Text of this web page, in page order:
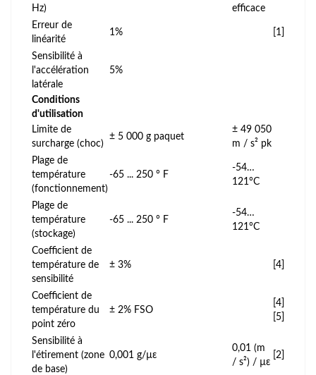
Hz)
efficace
Erreur de
linéarité
1% [1]
Sensibilité à
l'accélération
latérale
5%
Conditions
d'utilisation
Limite de
surcharge (choc)
± 5 000 g paquet
± 49 050
m / s² pk
Plage de
température
(fonctionnement)
-65 ... 250 ° F
-54…
121°C
Plage de
température
(stockage)
-65 ... 250 ° F
-54…
121°C
Coefficient de
température de
sensibilité
± 3% [4]
Coefficient de
température du
point zéro
± 2% FSO
[4]
[5]
Sensibilité à
l'étirement (zone
de base)
0,001 g/µε
0,01 (m
/ s²) / µε
[2]